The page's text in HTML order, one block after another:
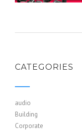
CATEGORIES
audio
Building
Corporate